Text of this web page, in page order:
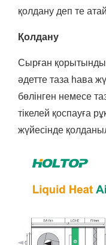
қолдану деп те
Қолдану
Сырған
әдетте таза һава
бөлінген немесе
тікелей қоспауға
жүйесінде